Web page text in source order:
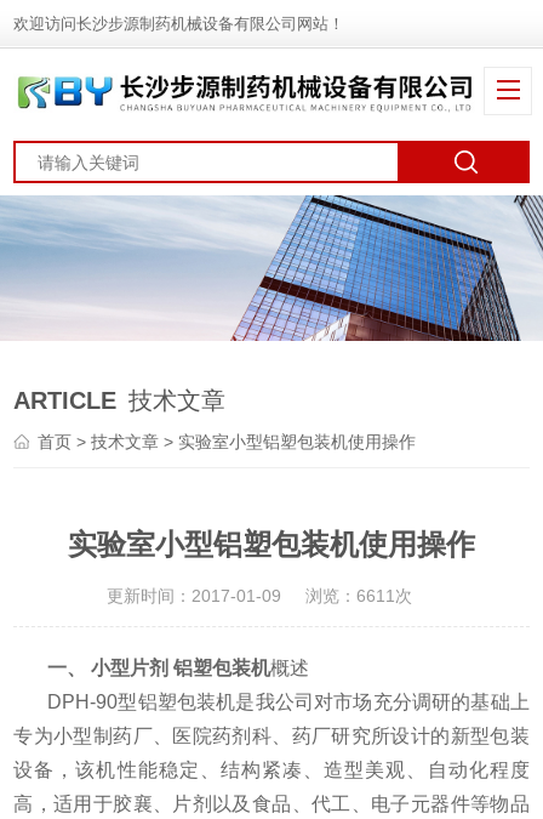
欢迎访问长沙步源制药机械设备有限公司网站！
ARTICLE 技术文章
首页 >技术文章 > 实验室小型铝塑包装机使用操作
实验室小型铝塑包装机使用操作
更新时间：2017-01-09 浏览：6611次
一、 小型片剂 铝塑包装机概述
DPH-90型铝塑包装机是我公司对市场充分调研的基础上
专为小型制药厂、医院药剂科、药厂研究所设计的新型包装
设备，该机性能稳定、结构紧凑、造型美观、自动化程度
高，适用于胶襄、片剂以及食品、代工、电子元器件等物品